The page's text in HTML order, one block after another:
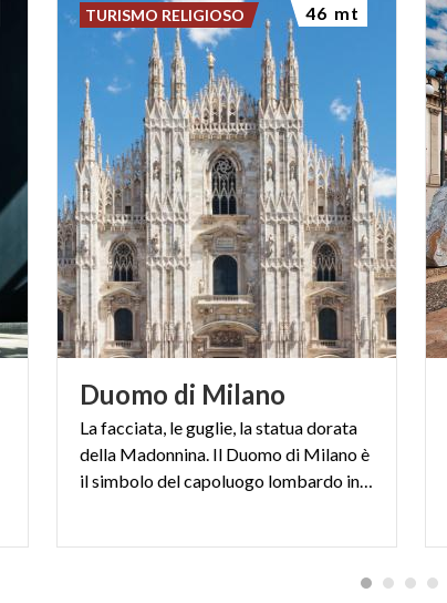
Duomo di Milano
La facciata, le guglie, la statua dorata
della Madonnina. Il Duomo di Milano è
il simbolo del capoluogo lombardo in Italia, nel mondo
TURISMO RELIGIOSO 46 mt